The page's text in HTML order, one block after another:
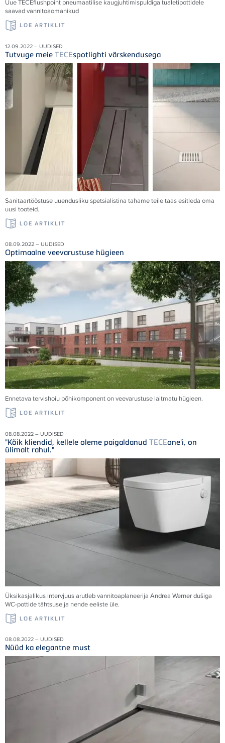
UueTECEflushpoint pneumaatilise kaugjuhtimispuldiga tualetipottidele
saavad vannitoaomanikud
LOE ARTIKLIT
12.09.2022 – UUDISED
Tutvuge meie TECEspotlighti värskendusega
Sanitaartööstuse uuendusliku spetsialistina tahame teile taas esitleda oma
uusi tooteid.
LOE ARTIKLIT
08.09.2022 – UUDISED
Optimaalne veevarustuse hügieen
Ennetava tervishoiu põhikomponent on veevarustuse laitmatu hügieen.
LOE ARTIKLIT
08.08.2022 – UUDISED
"Kõik kliendid, kellele oleme paigaldanud TECEone'i, on
ülimalt rahul."
Üksikasjalikus intervjuus arutleb vannitoaplaneerija Andrea Werner dušiga
WC-pottide tähtsuse ja nende eeliste üle.
LOE ARTIKLIT
08.08.2022 – UUDISED
Nüüd ka elegantne must